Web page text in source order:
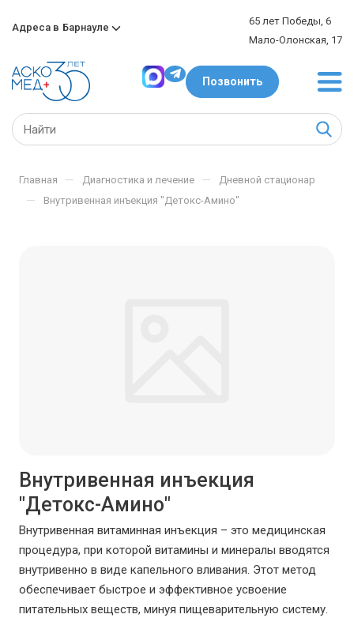
Адреса в Барнауле
65 лет Победы, 6
Мало-Олонская, 17
Позвонить
Главная — Диагностика и лечение — Дневной стационар
— Внутривенная инъекция "Детокс-Амино"
Внутривенная инъекция
"Детокс-Амино"
Внутривенная витаминная инъекция – это медицинская
процедура, при которой витамины и минералы вводятся
внутривенно в виде капельного вливания. Этот метод
обеспечивает быстрое и эффективное усвоение
питательных веществ, минуя пищеварительную систему.